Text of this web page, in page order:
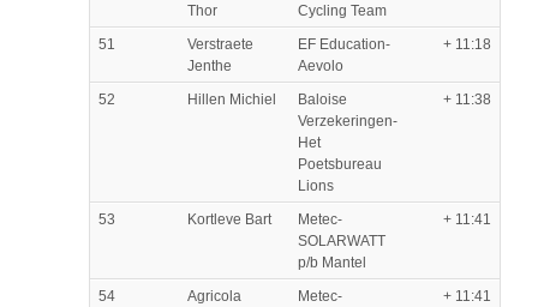
Thor
Cycling Team
51
Verstraete
Jenthe
EF Education-
Aevolo
+ 11:18
52 Hillen Michiel
Baloise
Verzekeringen-
Het
Poetsbureau
Lions
+ 11:38
53 Kortleve Bart
Metec-
SOLARWATT
p/b Mantel
+ 11:41
54
Agricola
Metec-
+ 11:41